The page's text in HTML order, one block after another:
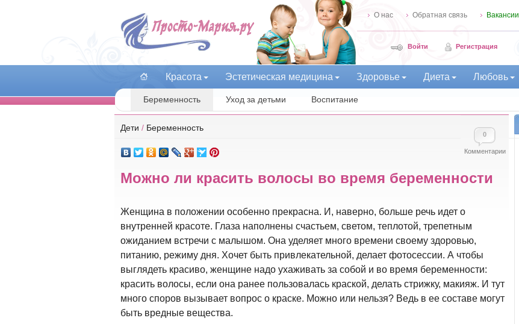
О нас Обратная связь Вакансии
Войти Регистрация
Красота Эстетическая медицина Здоровье Диета Любовь
Беременность Уход за детьми Воспитание
Дети / Беременность
0
Комментарии
Можно ли красить волосы во время беременности
Женщина в положении особенно прекрасна. И, наверно, больше речь идет о
внутренней красоте. Глаза наполнены счастьем, светом, теплотой, трепетным
ожиданием встречи с малышом. Она уделяет много времени своему здоровью,
питанию, режиму дня. Хочет быть привлекательной, делает фотосессии. А чтобы
выглядеть красиво, женщине надо ухаживать за собой и во время беременности:
красить волосы, если она ранее пользовалась краской, делать стрижку, макияж. И тут
много споров вызывает вопрос о краске. Можно или нельзя? Ведь в ее составе могут
быть вредные вещества.